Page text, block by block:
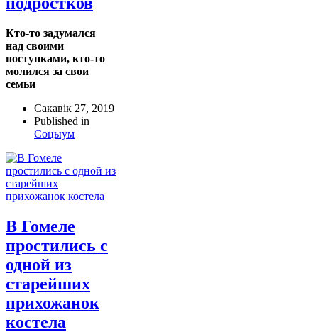
Кто-то задумался
над своими
поступками, кто-то
молился за свои
семьи
Сакавік 27, 2019
Published in
Соцыум
В Гомеле
простились с
одной из
старейших
прихожанок
костела